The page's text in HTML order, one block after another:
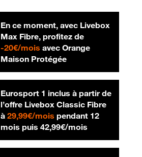
En ce moment, avec Livebox
Max Fibre, profitez de
-20€/mois20 € par mois
avec Orange
Maison Protégée
Eurosport 1 inclus à partir de
l’offre Livebox Classic Fibre
à 29,99€/mois29,99 € par mois
pendant 12
mois puis 42,99€/mois42,99 € par